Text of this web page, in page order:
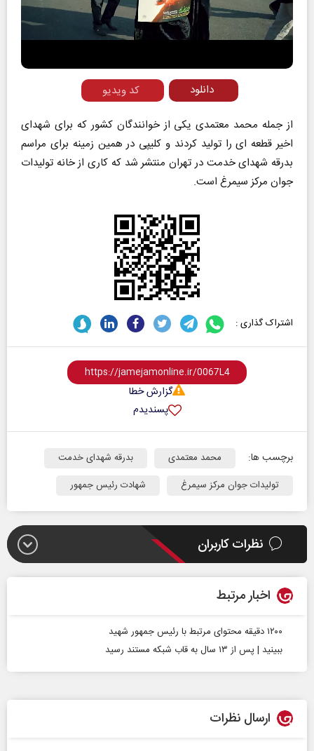
Play
Video
کد ویدیو
دانلود
از جمله محمد معتمدی یکی از خوانندگان کشور که برای شهدای
اخیر قطعه ای را تولید کردند و کلیپی در همین زمینه برای مراسم
بدرقه شهدای خدمت در تهران منتشر شد که کاری از خانه تولیدات
جوان مرکز سیمرغ است.
اشتراک گذاری :
گزارش خطا
پسندیدم
برچسب ها: محمد معتمدی
بدرقه شهدای خدمت
تولیدات جوان مرکز سیمرغ
شهادت رئیس جمهور
نظرات کاربران
اخبار مرتبط
۱۲۰۰ دقیقه محتوای مرتبط با رئیس‌ جمهور شهید
ببینید | پس از ۱۳ سال به قاب شبکه مستند رسید
ارسال نظرات